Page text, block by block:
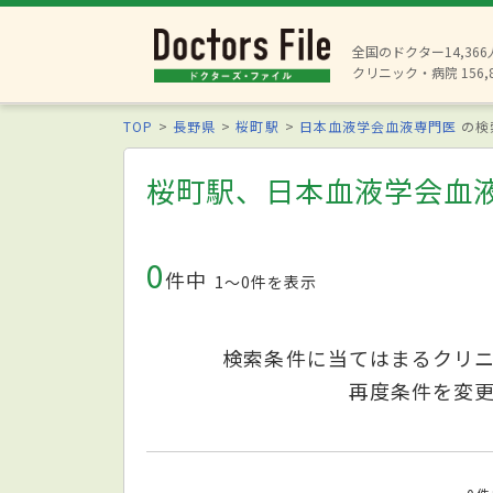
全国のドクター14,366
クリニック・病院
TOP 長野県 桜町駅 日本血液学会血液専門医 の
桜町駅、日本血液学会血
0件中 1〜0件を表示
検索条件に当てはまるクリ
再度条件を変